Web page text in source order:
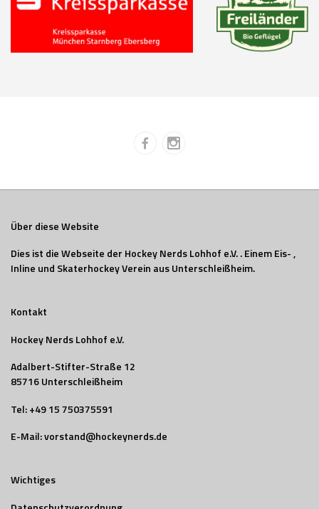
Über diese Website
Dies ist die Webseite der Hockey Nerds Lohhof e.V. . Einem Eis- ,
Inline und Skaterhockey Verein aus Unterschleißheim.
Kontakt
Hockey Nerds Lohhof e.V.
Adalbert-Stifter-Straße 12
85716 Unterschleißheim
Tel:+49 15 750375591
E-Mail:vorstand@hockeynerds.de
Wichtiges